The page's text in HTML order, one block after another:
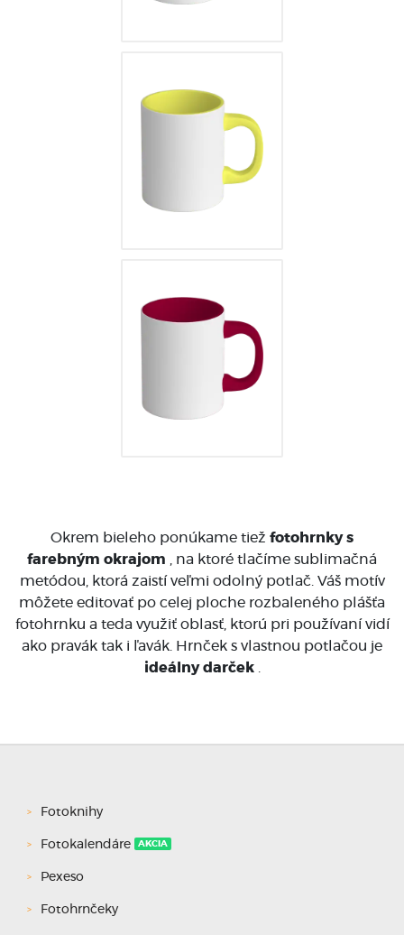
Okrem bieleho ponúkame tiež fotohrnky s
farebným okrajom , na ktoré tlačíme sublimačná
metódou, ktorá zaistí veľmi odolný potlač. Váš motív
môžete editovať po celej ploche rozbaleného plášťa
fotohrnku a teda využiť oblasť, ktorú pri používaní vidí
ako pravák tak i ľavák. Hrnček s vlastnou potlačou je
ideálny darček .
Fotoknihy
Fotokalendáre AKCIA
Pexeso
Fotohrnčeky